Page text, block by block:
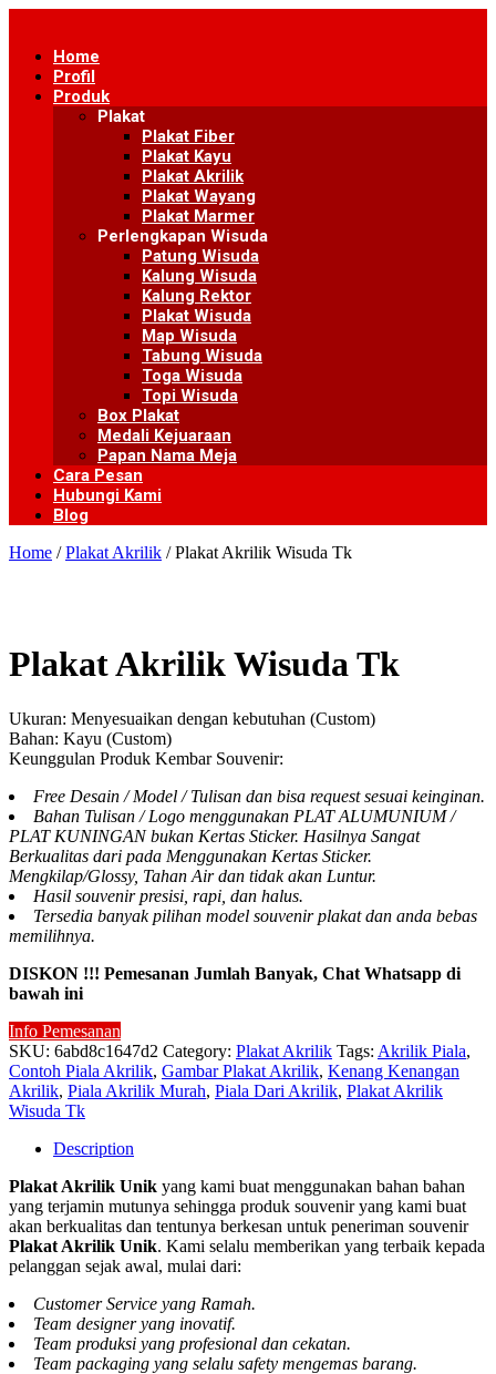
contentHome
Profil
Produk
Plakat
Plakat Fiber
Plakat Kayu
Plakat Akrilik
Plakat Wayang
Plakat Marmer
Perlengkapan Wisuda
Patung Wisuda
Kalung Wisuda
Kalung Rektor
Plakat Wisuda
Map Wisuda
Tabung Wisuda
Toga Wisuda
Topi Wisuda
Box Plakat
Medali Kejuaraan
Papan Nama Meja
Cara Pesan
Hubungi Kami
Blog
Home /Plakat Akrilik / Plakat Akrilik Wisuda Tk
Plakat Akrilik Wisuda Tk
Ukuran: Menyesuaikan dengan kebutuhan (Custom)
Bahan: Kayu (Custom)
Keunggulan Produk Kembar Souvenir:
Free Desain / Model / Tulisan dan bisa request sesuai keinginan.
Bahan Tulisan / Logo menggunakan PLAT ALUMUNIUM /
PLAT KUNINGAN bukan Kertas Sticker. Hasilnya Sangat
Berkualitas dari pada Menggunakan Kertas Sticker.
Mengkilap/Glossy, Tahan Air dan tidak akan Luntur.
Hasil souvenir presisi, rapi, dan halus.
Tersedia banyak pilihan model souvenir plakat dan anda bebas
memilihnya.
DISKON !!! Pemesanan Jumlah Banyak, Chat Whatsapp di
bawah ini
Info Pemesanan
SKU: 6abd8c1647d2 Category: Plakat Akrilik Tags: Akrilik Piala,
Contoh Piala Akrilik, Gambar Plakat Akrilik, Kenang Kenangan
Akrilik, Piala Akrilik Murah, Piala Dari Akrilik, Plakat Akrilik
Wisuda Tk
Description
Plakat Akrilik Unik yang kami buat menggunakan bahan bahan
yang terjamin mutunya sehingga produk souvenir yang kami buat
akan berkualitas dan tentunya berkesan untuk peneriman souvenir
Plakat Akrilik Unik. Kami selalu memberikan yang terbaik kepada
pelanggan sejak awal, mulai dari:
Customer Service yang Ramah.
Team designer yang inovatif.
Team produksi yang profesional dan cekatan.
Team packaging yang selalu safety mengemas barang.